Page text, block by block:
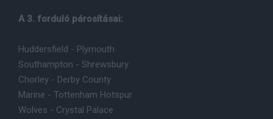
A 3. forduló párosításai:
Huddersfield - Plymouth
Southampton - Shrewsbury
Chorley - Derby County
Marine - Tottenham Hotspur
Wolves - Crystal Palace